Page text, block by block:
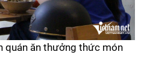
quán ăn thưởng thức món